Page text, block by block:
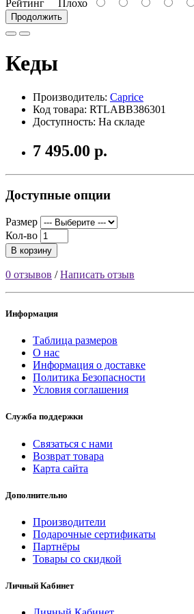
Рейтинг Плохо
Продолжить
Кеды
Производитель: Caprice
Код товара: RTLABB386301
Доступность: На складе
7 495.00 р.
Доступные опции
Размер
Кол-во
В корзину
0 отзывов /Написать отзыв
Информация
Таблица размеров
О нас
Информация о доставке
Политика Безопасности
Условия соглашения
Служба поддержки
Связаться с нами
Возврат товара
Карта сайта
Дополнительно
Производители
Подарочные сертификаты
Партнёры
Товары со скидкой
Личный Кабинет